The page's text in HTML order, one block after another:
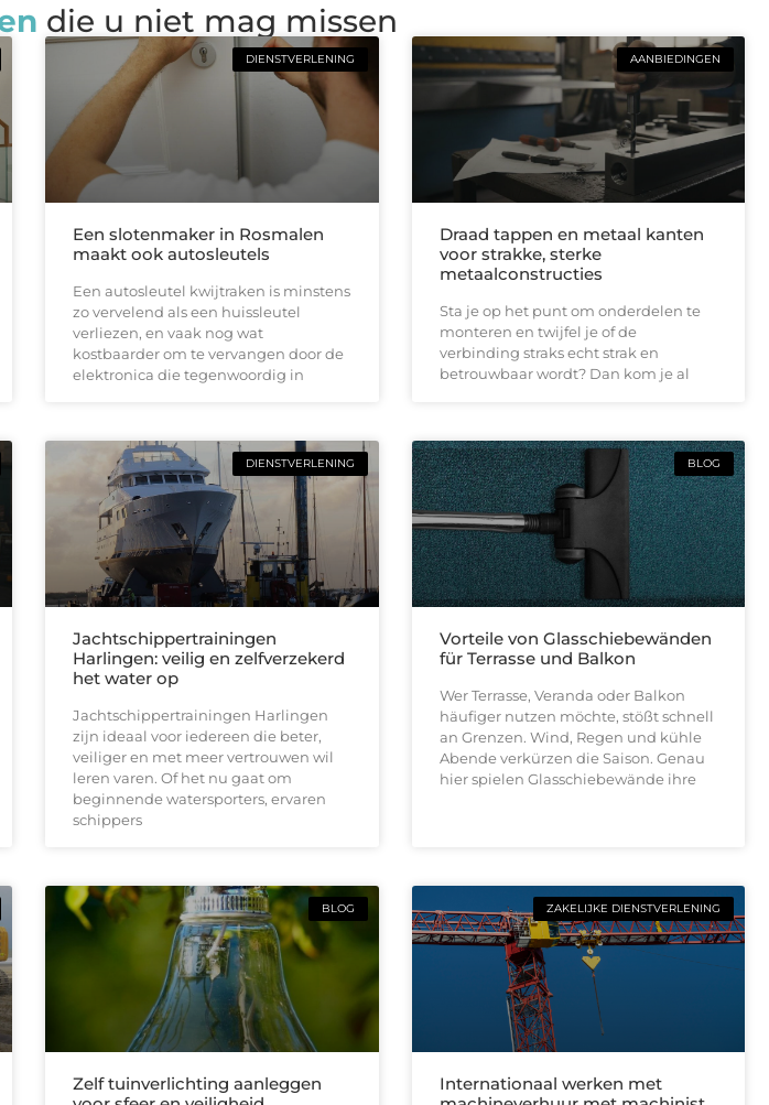
die u niet mag missen
DIENSTVERLENING
Een slotenmaker in Rosmalen
maakt ook autosleutels
Een autosleutel kwijtraken is minstens
zo vervelend als een huissleutel
verliezen, en vaak nog wat
kostbaarder om te vervangen door de
elektronica die tegenwoordig in
AANBIEDINGEN
Draad tappen en metaal kanten
voor strakke, sterke
metaalconstructies
Sta je op het punt om onderdelen te
monteren en twijfel je of de
verbinding straks echt strak en
betrouwbaar wordt? Dan kom je al
DIENSTVERLENING
Jachtschippertrainingen
Harlingen: veilig en zelfverzekerd
het water op
Jachtschippertrainingen Harlingen
zijn ideaal voor iedereen die beter,
veiliger en met meer vertrouwen wil
leren varen. Of het nu gaat om
beginnende watersporters, ervaren
schippers
BLOG
Vorteile von Glasschiebewänden
für Terrasse und Balkon
Wer Terrasse, Veranda oder Balkon
häufiger nutzen möchte, stößt schnell
an Grenzen. Wind, Regen und kühle
Abende verkürzen die Saison. Genau
hier spielen Glasschiebewände ihre
BLOG
Zelf tuinverlichting aanleggen
ZAKELIJKE DIENSTVERLENING
Internationaal werken met